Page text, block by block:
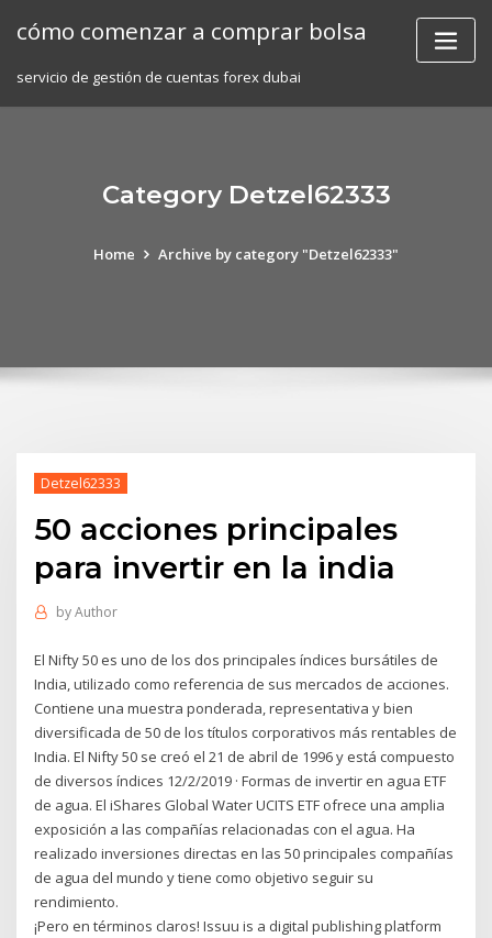
cómo comenzar a comprar bolsa
servicio de gestión de cuentas forex dubai
Category Detzel62333
Home Archive by category "Detzel62333"
Detzel62333
50 acciones principales
para invertir en la india
byAuthor
El Nifty 50 es uno de los dos principales índices bursátiles de
India, utilizado como referencia de sus mercados de acciones.
Contiene una muestra ponderada, representativa y bien
diversificada de 50 de los títulos corporativos más rentables de
India. El Nifty 50 se creó el 21 de abril de 1996 y está compuesto
de diversos índices 12/2/2019 · Formas de invertir en agua ETF
de agua. El iShares Global Water UCITS ETF ofrece una amplia
exposición a las compañías relacionadas con el agua. Ha
realizado inversiones directas en las 50 principales compañías
de agua del mundo y tiene como objetivo seguir su
rendimiento.
¡Pero en términos claros! Issuu is a digital publishing platform